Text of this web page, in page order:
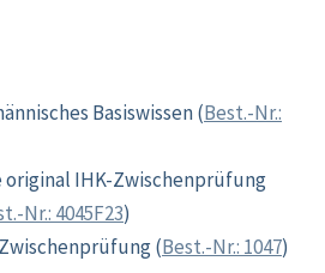
Basiswissen (Best.-Nr.:
IHK-Zwischenprüfung
Nr.: 4045F23)
(Best.-Nr.: 1047)